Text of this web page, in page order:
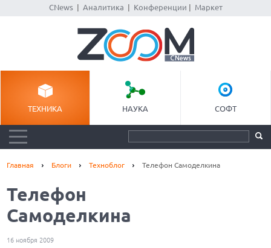
CNews| Аналитика Конференции Маркет
ТЕХНИКА НАУКА СОФТ
Главная Блоги Техноблог Телефон Самоделкина
Телефон
Самоделкина
16 ноября 2009